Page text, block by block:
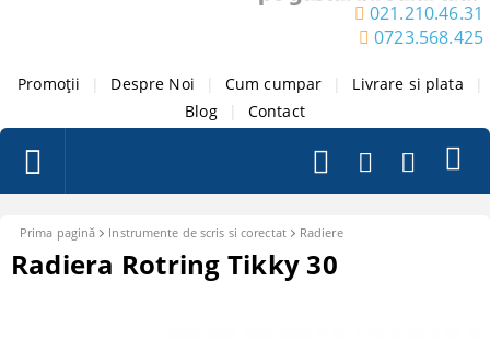
021.210.46.31
0723.568.425
Promoții Despre Noi Cum cumpar Livrare si plata
Blog
Contact
Prima pagină Instrumente de scris si corectat Radiere
Radiera Rotring Tikky 30